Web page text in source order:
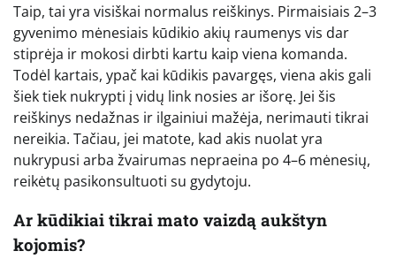
Taip, tai yra visiškai normalus reiškinys. Pirmaisiais 2–3
gyvenimo mėnesiais kūdikio akių raumenys vis dar
stiprėja ir mokosi dirbti kartu kaip viena komanda.
Todėl kartais, ypač kai kūdikis pavargęs, viena akis gali
šiek tiek nukrypti į vidų link nosies ar išorę. Jei šis
reiškinys nedažnas ir ilgainiui mažėja, nerimauti tikrai
nereikia. Tačiau, jei matote, kad akis nuolat yra
nukrypusi arba žvairumas nepraeina po 4–6 mėnesių,
reikėtų pasikonsultuoti su gydytoju.
Ar kūdikiai tikrai mato vaizdą aukštyn
kojomis?